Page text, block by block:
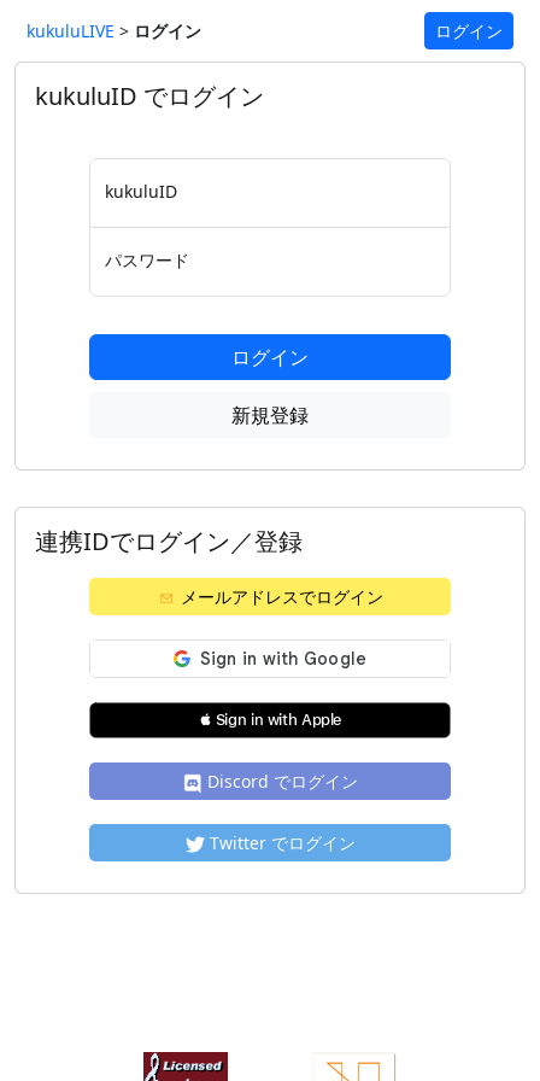
kukuluLIVE > ログイン ログイン
kukuluID でログイン
kukuluID
パスワード
ログイン
新規登録
連携IDでログイン／登録
メールアドレスでログイン
 Sign in with Apple
Discord でログイン
Twitter でログイン